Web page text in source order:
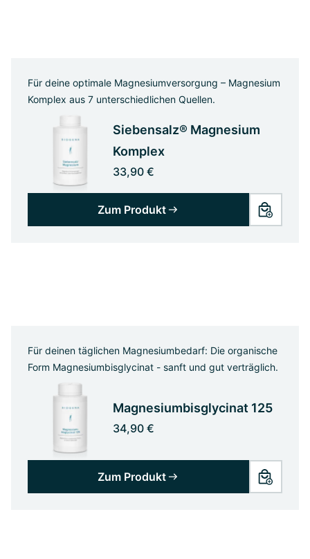
Für deine optimale Magnesiumversorgung – Magnesium
Komplex aus 7 unterschiedlichen Quellen.
Siebensalz® Magnesium
Komplex
33,90 €
Zum Produkt
Für deinen täglichen Magnesiumbedarf: Die organische
Form Magnesiumbisglycinat - sanft und gut verträglich.
Magnesiumbisglycinat 125
34,90 €
Zum Produkt